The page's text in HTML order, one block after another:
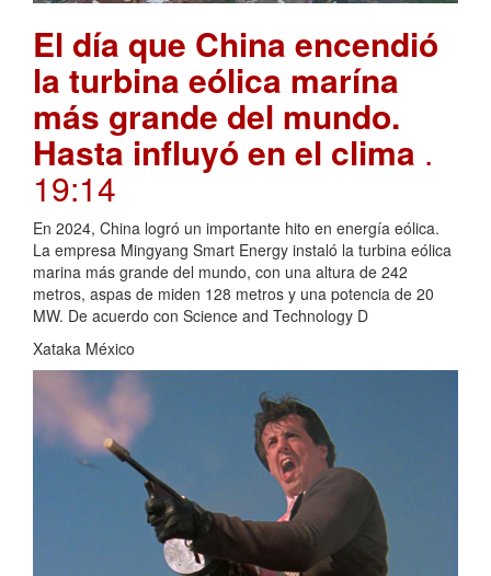
El día que China encendió
la turbina eólica marína
más grande del mundo.
Hasta influyó en el clima .
19:14
En 2024, China logró un importante hito en energía eólica.
La empresa Mingyang Smart Energy instaló la turbina eólica
marina más grande del mundo, con una altura de 242
metros, aspas de miden 128 metros y una potencia de 20
MW. De acuerdo con Science and Technology D
Xataka México